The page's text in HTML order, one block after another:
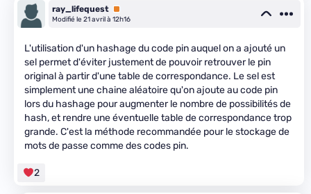
ray_lifequest Premium
Modifié le 21 avril à 12h16
L'utilisation d'un hashage du code pin auquel on a ajouté un
sel permet d'éviter justement de pouvoir retrouver le pin
original à partir d'une table de correspondance. Le sel est
simplement une chaine aléatoire qu'on ajoute au code pin
lors du hashage pour augmenter le nombre de possibilités de
hash, et rendre une éventuelle table de correspondance trop
grande. C'est la méthode recommandée pour le stockage de
mots de passe comme des codes pin.
2